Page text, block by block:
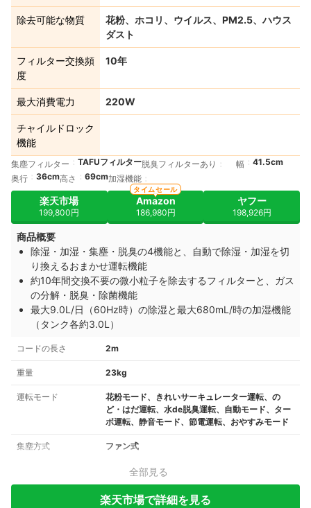
除去可能な物質
花粉、ホコリ、ウイルス、PM2.5、ハウス
ダスト
フィルター交換頻
度
10年
最大消費電力 220W
チャイルドロック
機能
集塵フィルター TAFUフィルター脱臭フィルターあり 幅
41.5cm
奥行
36cm高さ 69cm加湿機能
楽天市場
199,800円
Amazon
186,980円
タイムセール
ヤフー
198,926円
商品概要
除湿・加湿・集塵・脱臭の4機能と、自動で除湿・加湿を切
り換えるおまかせ運転機能
約10年間交換不要の微小粒子を除去するフィルターと、ガス
の分解・脱臭・除菌機能
最大9.0L/日（60Hz時）の除湿と最大680mL/時の加湿機能
（タンク各約3.0L）
コードの長さ 2m
重量 23kg
運転モード
花粉モード、きれいサーキュレーター運転、の
ど・はだ運転、水de脱臭運転、自動モード、ター
ボ運転、静音モード、節電運転、おやすみモード
集塵方式 ファン式
全部見る
楽天市場で詳細を見る